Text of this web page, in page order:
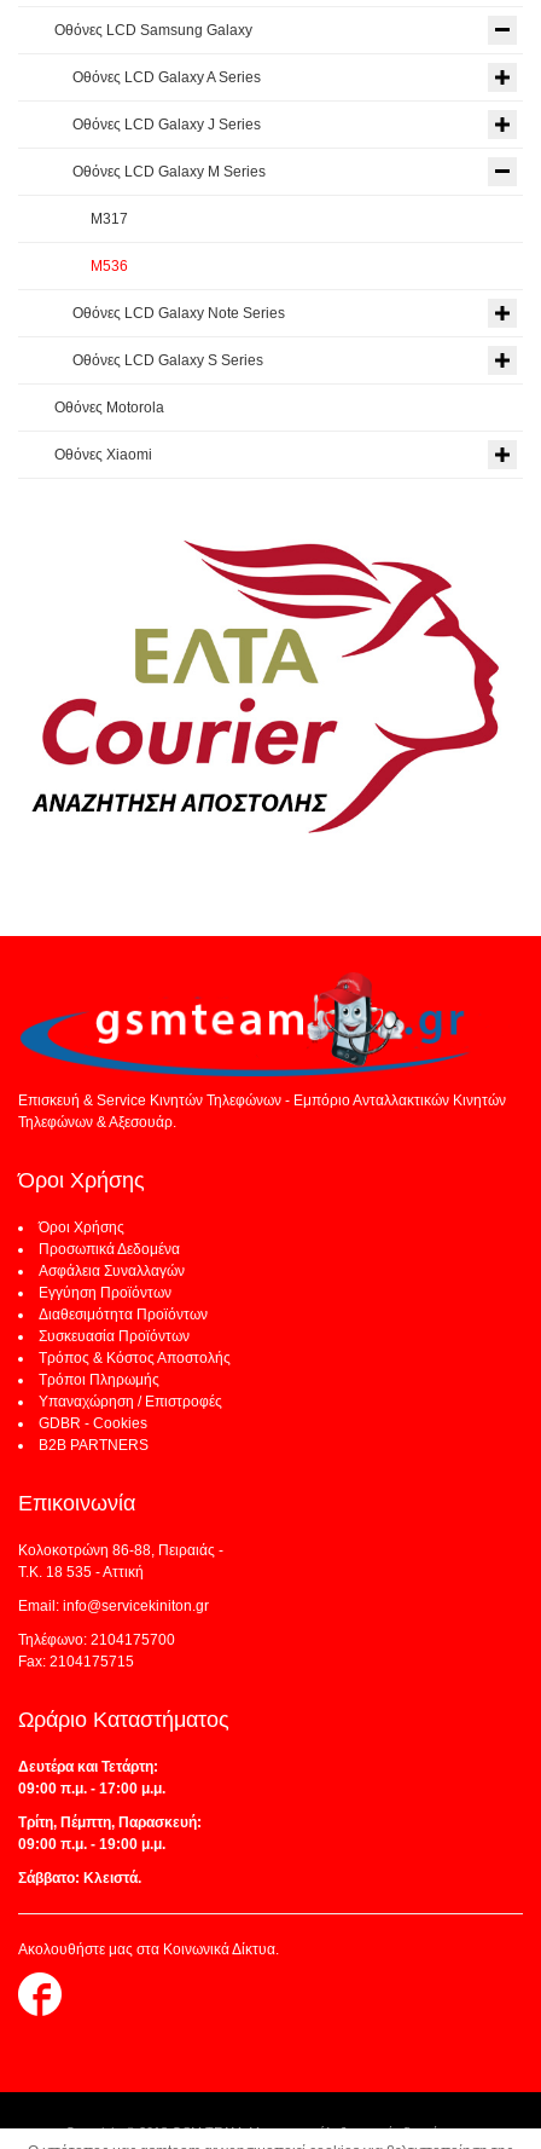
Οθόνες LCD Samsung Galaxy
Οθόνες LCD Galaxy A Series
Οθόνες LCD Galaxy J Series
Οθόνες LCD Galaxy M Series
M317
M536
Οθόνες LCD Galaxy Note Series
Οθόνες LCD Galaxy S Series
Οθόνες Motorola
Οθόνες Xiaomi
Επισκευή & Service Κινητών Τηλεφώνων - Εμπόριο Ανταλλακτικών Κινητών
Τηλεφώνων & Αξεσουάρ.
Όροι Χρήσης
Όροι Χρήσης
Προσωπικά Δεδομένα
Ασφάλεια Συναλλαγών
Εγγύηση Προϊόντων
Διαθεσιμότητα Προϊόντων
Συσκευασία Προϊόντων
Τρόπος & Κόστος Αποστολής
Τρόποι Πληρωμής
Υπαναχώρηση / Επιστροφές
GDBR - Cookies
B2B PARTNERS
Επικοινωνία
Κολοκοτρώνη 86-88, Πειραιάς -
Τ.Κ. 18 535 - Αττική
Email: info@servicekiniton.gr
Τηλέφωνο: 2104175700
Fax: 2104175715
Ωράριο Καταστήματος
Δευτέρα και Τετάρτη:
09:00 π.μ. - 17:00 μ.μ.
Τρίτη, Πέμπτη, Παρασκευή:
09:00 π.μ. - 19:00 μ.μ.
Σάββατο: Κλειστά.
Ακολουθήστε μας στα Κοινωνικά Δίκτυα.
us
Copyright © 2018 GSM TEAM. Με την επιφύλαξη παντός δικαιώματος.